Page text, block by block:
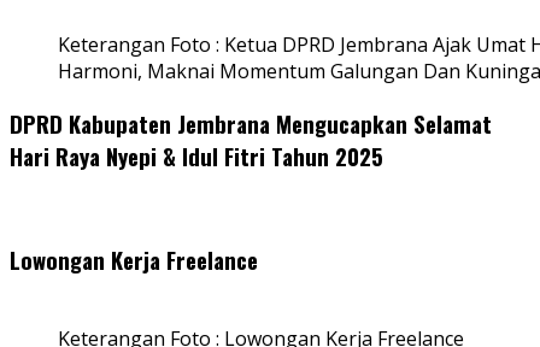
Keterangan Foto : Ketua DPRD Jembrana Ajak
Harmoni, Maknai Momentum Galungan Dan
DPRD Kabupaten Jembrana Mengucapkan Selamat
Hari Raya Nyepi & Idul Fitri Tahun 2025
Lowongan Kerja Freelance
Keterangan Foto : Lowongan Kerja Freelance